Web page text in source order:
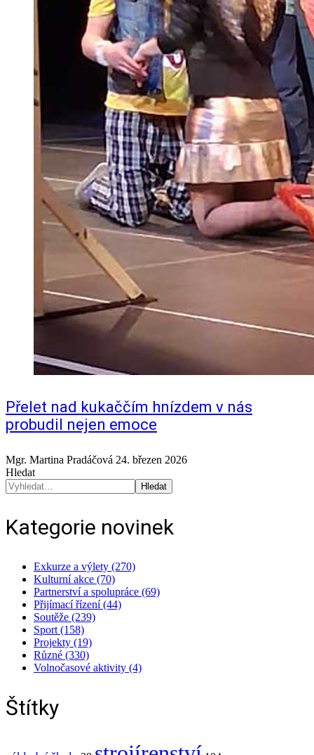
Přelet nad kukaččím hnízdem v nás
probudil nejen emoce
Mgr. Martina Pradáčová 24. březen 2026
Hledat
Hledat
Kategorie novinek
Exkurze a výlety (270)
Kulturní akce (70)
Partnerství a spolupráce (69)
Přijímací řízení (44)
Soutěže (239)
Sport (158)
Projekty (19)
Různé (330)
Volnočasové aktivity (4)
Štítky